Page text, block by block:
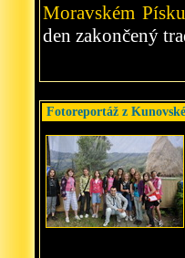
Moravském Písku
den zakončený
Fotoreportáž z